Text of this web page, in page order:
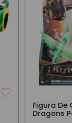
Figura De
Dragons